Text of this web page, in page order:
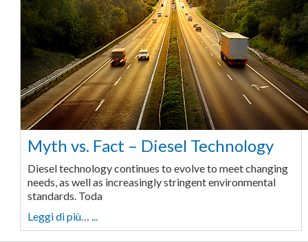
Myth vs. Fact – Diesel Technology
Diesel technology continues to evolve to meet changing
needs, as well as increasingly stringent environmental
standards. Toda
Leggi di più… ...